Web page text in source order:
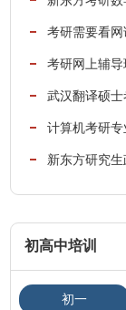
考研需要看
考研网上辅
武汉翻译硕
计算机考研
新东方研究生
初高中培训
初一